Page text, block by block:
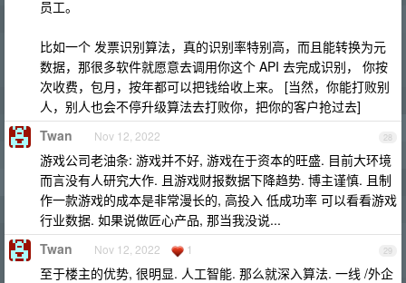
员工。
比如一个 发票识别算法，真的识别率特别高，而且能转换为元
数据，那很多软件就愿意去调用你这个 API 去完成识别， 你按
次收费，包月，按年都可以把钱给收上来。 [当然，你能打败别
人，别人也会不停升级算法去打败你，把你的客户抢过去]
28
Twan Nov 12, 2022
游戏公司老油条: 游戏并不好, 游戏在于资本的旺盛. 目前大环境
而言没有人研究大作. 且游戏财报数据下降趋势. 博主谨慎. 且制
作一款游戏的成本是非常漫长的, 高投入 低成功率 可以看看游戏
行业数据. 如果说做匠心产品, 那当我没说...
29
Twan Nov 12, 2022 1
至于楼主的优势, 很明显. 人工智能. 那么就深入算法. 一线 /外企